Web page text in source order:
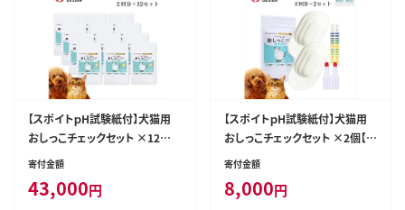
【スポイトｐH試験紙付】犬猫用
おしっこチェックセット ×12個【
ペット用品 茨城県 日立市 】
寄付金額
43,000円
【スポイトｐH試験紙付】犬猫用
おしっこチェックセット ×2個【
ペット用品 茨城県 日立市 】
寄付金額
8,000円